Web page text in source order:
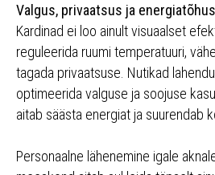
Valgus, privaatsus ja
Kardinad ei loo ainult visuaalset
reguleerida ruumi temperatuuri,
tagada privaatsuse. Nutikad
optimeerida valguse ja soojuse
aitab säästa energiat ja suurendab
Personaalne lähenemine igale